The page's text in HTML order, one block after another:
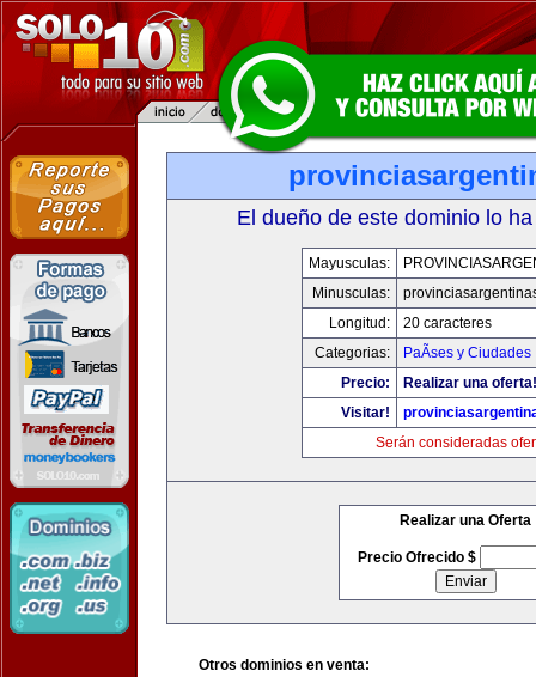
El dueño de este dominio lo
Mayusculas:
Minusculas:
Longitud:
20 caracteres
Categorias:
PaÃ­ses y Ciudades
Precio:
Realizar una oferta!
Visitar!
Serán consideradas
Realizar una Oferta
Precio Ofrecido $
Otros dominios en venta: